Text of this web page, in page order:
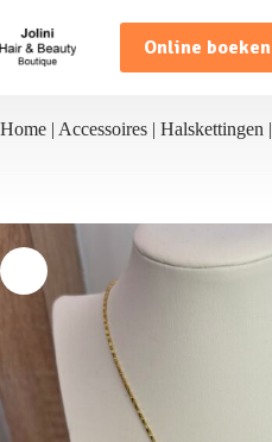
naar
de
inhoud
Online boeken
Home | Accessoires | Halskettingen |